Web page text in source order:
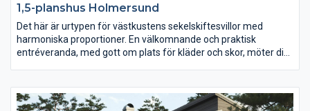
1,5-planshus Holmersund
Det här är urtypen för västkustens sekelskiftesvillor med
harmoniska proportioner. En välkomnande och praktisk
entréveranda, med gott om plats för kläder och skor, möter dig i
tre stora sovrum, ett rymligt badrum och ett luftigt allrum med
utgång till den härliga balkongen. Mellan våningarna finns en